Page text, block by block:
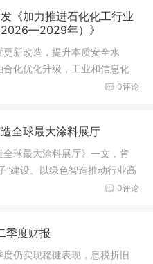
《加力推进石化化工行业
年）》
新改造，提升本质安全水
化优化升级，工业和信息化
应急管理部、中国人民银0评论
全球最大涂料展厅
球最大涂料展厅》一文，肯
”建设、以绿色智造推动行业高
0评论
季度财报
仍实现稳健表现，息税折旧